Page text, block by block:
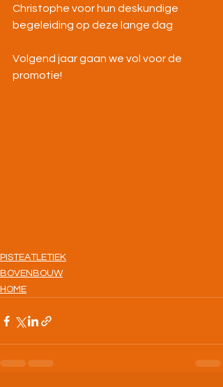
Christophe voor hun deskundige
begeleiding op deze lange dag
Volgend jaar gaan we vol voor de
promotie!
PISTEATLETIEK
BOVENBOUW
HOME